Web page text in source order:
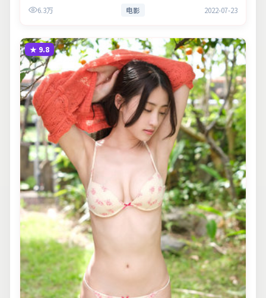
现实意…
6.3万 电影 2022-07-23
★ 9.8